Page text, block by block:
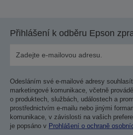
Přihlášení k odběru Epson
Odesláním své e-mailové adresy
marketingové komunikace, včetně
o produktech, službách, událostech a
prostřednictvím e-mailu nebo jinými
komunikace, v závislosti na vašich
je popsáno v Prohlášení o ochraně